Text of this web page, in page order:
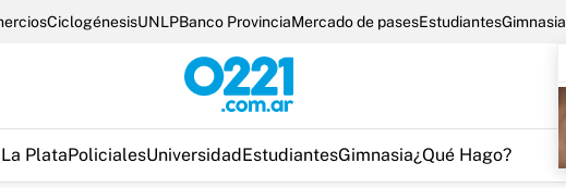
CiclogénesisUNLPBanco ProvinciaMercado de pasesEstudiantesGimnasia
La PlataPolicialesUniversidadEstudiantesGimnasia¿Qué Hago?